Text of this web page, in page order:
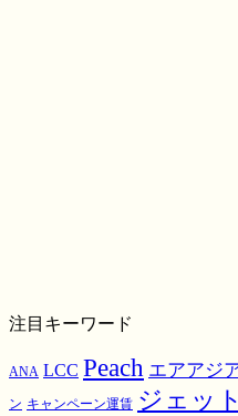
注目キーワード
ANA LCC Peach エアアジ
ン キャンペーン運賃 ジェッ